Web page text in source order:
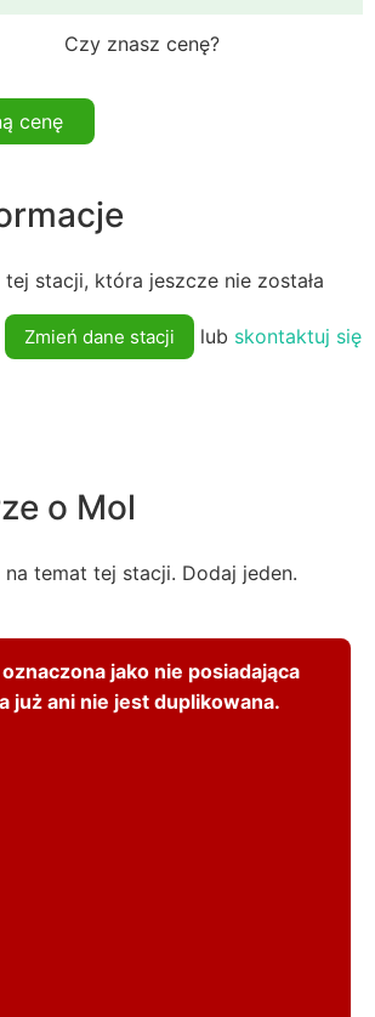
Czy znasz cenę?
cenę
stacji, która jeszcze nie została
Zmień dane stacji lub skontaktuj się
o Mol
temat tej stacji. Dodaj jeden.
jako nie posiadająca
już ani nie jest duplikowana.